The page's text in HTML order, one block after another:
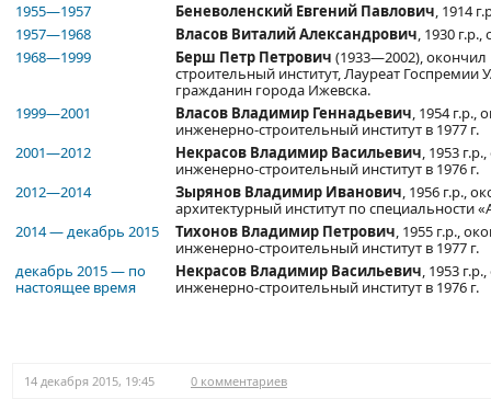
1955—1957
Беневоленский Евгений Павлович, 1914
1957—1968
Власов Виталий Александрович, 1930
1968—1999
Берш Петр Петрович (1933—2002),
строительный институт, Лауреат Госпремии
гражданин города Ижевска.
1999—2001
Власов Владимир Геннадьевич, 1954 г.р.,
инженерно-строительный институт в 1977 г.
2001—2012
Некрасов Владимир Васильевич, 1953
инженерно-строительный институт в 1976 г.
2012—2014
Зырянов Владимир Иванович, 1956 г.р.,
архитектурный институт по специальности
2014 — декабрь 2015
Тихонов Владимир Петрович, 1955 г.р.,
инженерно-строительный институт в 1977 г.
декабрь 2015 — по
настоящее время
Некрасов Владимир Васильевич, 1953
инженерно-строительный институт в 1976 г.
14 декабря 2015, 19:45 0 комментариев